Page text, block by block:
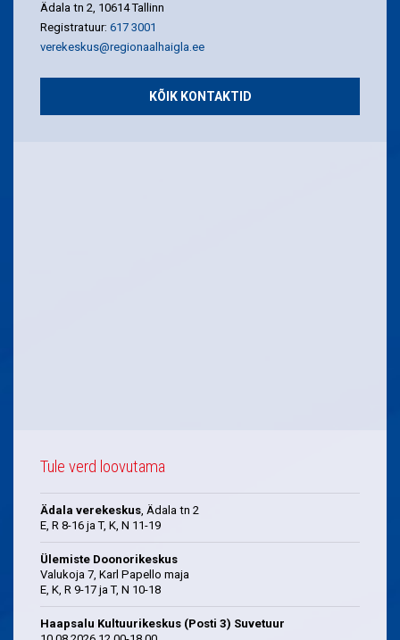
Ädala tn 2, 10614 Tallinn
Registratuur: 617 3001
verekeskus@regionaalhaigla.ee
KÕIK KONTAKTID
Tule verd loovutama
Ädala verekeskus, Ädala tn 2
E, R 8-16 ja T, K, N 11-19
Ülemiste Doonorikeskus
Valukoja 7, Karl Papello maja
E, K, R 9-17 ja T, N 10-18
Haapsalu Kultuurikeskus (Posti 3) Suvetuur